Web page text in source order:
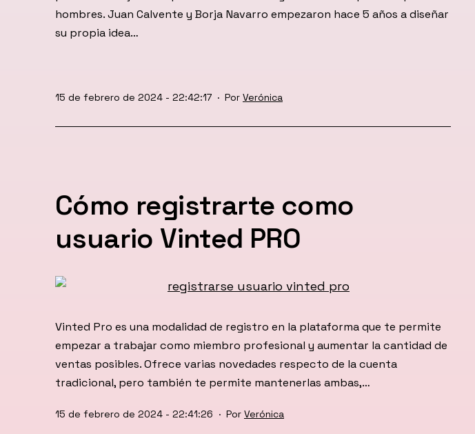
hombres. Juan Calvente y Borja Navarro empezaron hace 5 años a diseñar
su propia idea…
Publicada
15 de febrero de 2024 - 22:42:17 Por Verónica
Cómo registrarte como
usuario Vinted PRO
Vinted Pro es una modalidad de registro en la plataforma que te permite
empezar a trabajar como miembro profesional y aumentar la cantidad de
ventas posibles. Ofrece varias novedades respecto de la cuenta
tradicional, pero también te permite mantenerlas ambas,…
Publicada
15 de febrero de 2024 - 22:41:26 Por Verónica